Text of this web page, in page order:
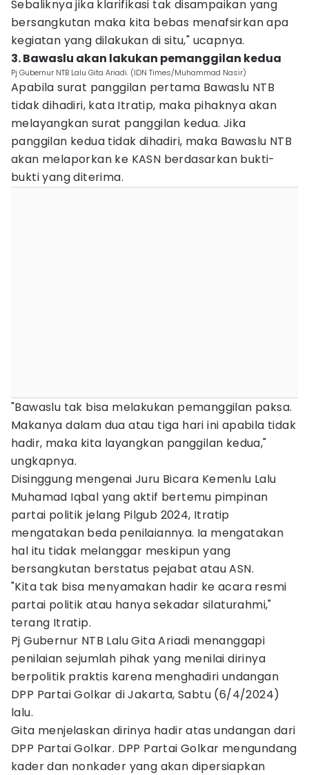
Sebaliknya jika klarifikasi tak disampaikan yang
bersangkutan maka kita bebas menafsirkan apa
kegiatan yang dilakukan di situ," ucapnya.
3. Bawaslu akan lakukan pemanggilan kedua
Pj Gubernur NTB Lalu Gita Ariadi. (IDN Times/Muhammad Nasir)
Apabila surat panggilan pertama Bawaslu NTB
tidak dihadiri, kata Itratip, maka pihaknya akan
melayangkan surat panggilan kedua. Jika
panggilan kedua tidak dihadiri, maka Bawaslu NTB
akan melaporkan ke KASN berdasarkan bukti-
bukti yang diterima.
"Bawaslu tak bisa melakukan pemanggilan paksa.
Makanya dalam dua atau tiga hari ini apabila tidak
hadir, maka kita layangkan panggilan kedua,"
ungkapnya.
Disinggung mengenai Juru Bicara Kemenlu Lalu
Muhamad Iqbal yang aktif bertemu pimpinan
partai politik jelang Pilgub 2024, Itratip
mengatakan beda penilaiannya. Ia mengatakan
hal itu tidak melanggar meskipun yang
bersangkutan berstatus pejabat atau ASN.
"Kita tak bisa menyamakan hadir ke acara resmi
partai politik atau hanya sekadar silaturahmi,"
terang Itratip.
Pj Gubernur NTB Lalu Gita Ariadi menanggapi
penilaian sejumlah pihak yang menilai dirinya
berpolitik praktis karena menghadiri undangan
DPP Partai Golkar di Jakarta, Sabtu (6/4/2024)
lalu.
Gita menjelaskan dirinya hadir atas undangan dari
DPP Partai Golkar. DPP Partai Golkar mengundang
kader dan nonkader yang akan dipersiapkan